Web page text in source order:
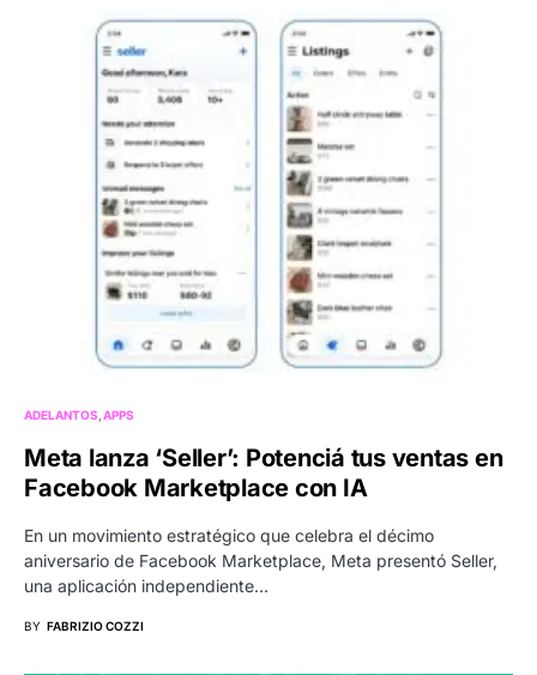
ADELANTOS APPS
Meta lanza ‘Seller’: Potenciá tus ventas en
Facebook Marketplace con IA
En un movimiento estratégico que celebra el décimo
aniversario de Facebook Marketplace, Meta presentó Seller,
una aplicación independiente…
BY FABRIZIO COZZI